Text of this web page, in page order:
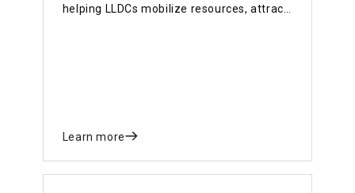
helping LLDCs mobilize resources, attract
Learn more